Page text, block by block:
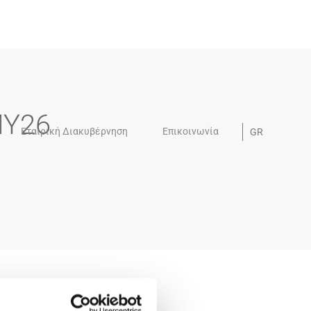
Εταιρική Διακυβέρνηση Επικοινωνία GR